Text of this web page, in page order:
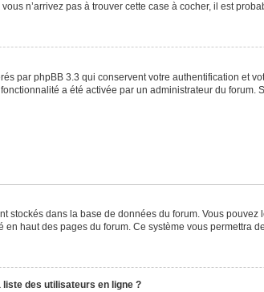
n’arrivez pas à trouver cette case à cocher, il est
par phpBB 3.3 qui conservent votre authentification et
a été activée par un administrateur du
stockés dans la base de données du forum. Vous
haut des pages du forum. Ce système vous permettra
liste des utilisateurs en ligne ?